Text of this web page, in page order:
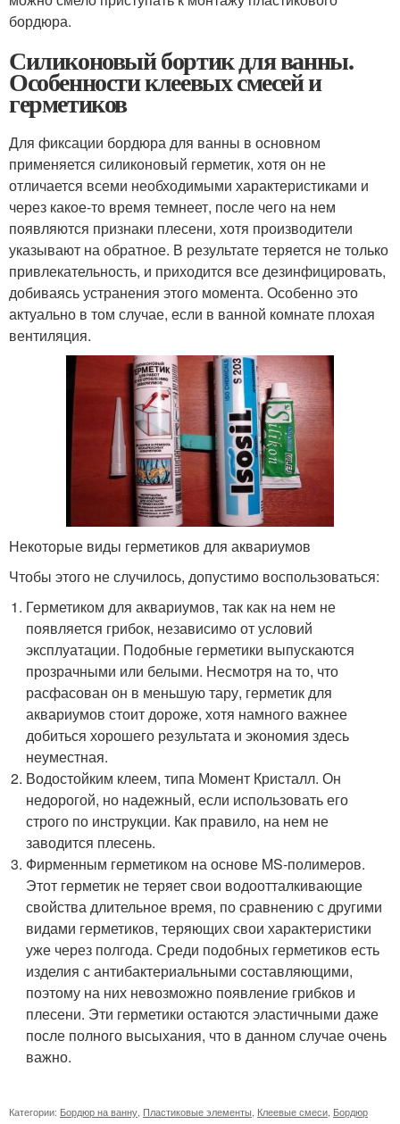
бордюра.
Силиконовый бортик для ванны.
Особенности клеевых смесей и
герметиков
Для фиксации бордюра для ванны в основном
применяется силиконовый герметик, хотя он не
отличается всеми необходимыми характеристиками и
через какое-то время темнеет, после чего на нем
появляются признаки плесени, хотя производители
указывают на обратное. В результате теряется не только
привлекательность, и приходится все дезинфицировать,
добиваясь устранения этого момента. Особенно это
актуально в том случае, если в ванной комнате плохая
вентиляция.
Некоторые виды герметиков для аквариумов
Чтобы этого не случилось, допустимо воспользоваться:
Герметиком для аквариумов, так как на нем не
появляется грибок, независимо от условий
эксплуатации. Подобные герметики выпускаются
прозрачными или белыми. Несмотря на то, что
расфасован он в меньшую тару, герметик для
аквариумов стоит дороже, хотя намного важнее
добиться хорошего результата и экономия здесь
неуместная.
Водостойким клеем, типа Момент Кристалл. Он
недорогой, но надежный, если использовать его
строго по инструкции. Как правило, на нем не
заводится плесень.
Фирменным герметиком на основе MS-полимеров.
Этот герметик не теряет свои водоотталкивающие
свойства длительное время, по сравнению с другими
видами герметиков, теряющих свои характеристики
уже через полгода. Среди подобных герметиков есть
изделия с антибактериальными составляющими,
поэтому на них невозможно появление грибков и
плесени. Эти герметики остаются эластичными даже
после полного высыхания, что в данном случае очень
важно.
Категории: Бордюр на ванну Пластиковые элементы Клеевые смеси Бордюр